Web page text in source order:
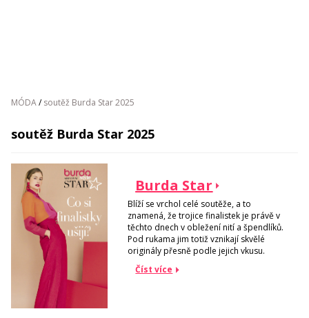
MÓDA/ soutěž Burda Star 2025
soutěž Burda Star 2025
Burda Star
Blíží se vrchol celé soutěže, a to
znamená, že trojice finalistek je právě v
těchto dnech v obležení nití a špendlíků.
Pod rukama jim totiž vznikají skvělé
originály přesně podle jejich vkusu.
Číst více